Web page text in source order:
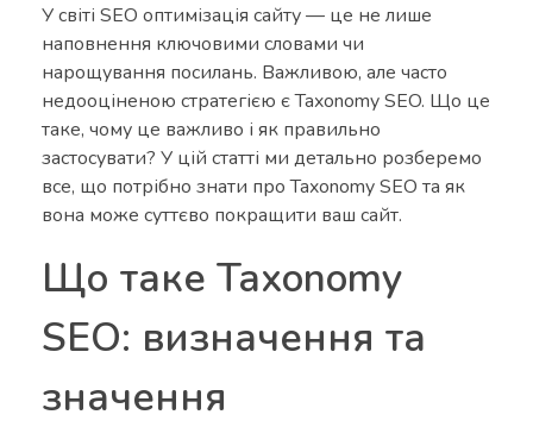
У світі SEO оптимізація сайту — це не лише
наповнення ключовими словами чи
нарощування посилань. Важливою, але часто
недооціненою стратегією є Taxonomy SEO. Що це
таке, чому це важливо і як правильно
застосувати? У цій статті ми детально розберемо
все, що потрібно знати про Taxonomy SEO та як
вона може суттєво покращити ваш сайт.
Що таке Taxonomy
SEO: визначення та
значення